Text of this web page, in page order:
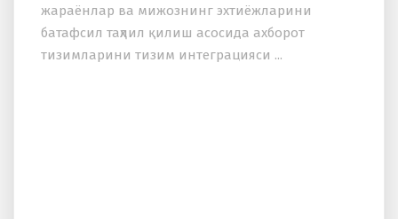
жараёнлар ва мижознинг эхтиёжларини
батафсил таҳлил қилиш асосида аxборот
тизимларини тизим интеграцияси ...